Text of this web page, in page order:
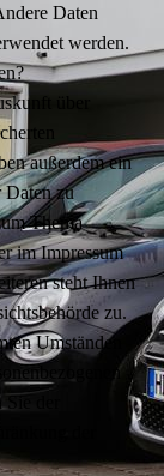
Daten
werden.
über
außerdem ein
Daten zu
Thema
im Impressum
steht Ihnen
zu.
Umständen
der
der